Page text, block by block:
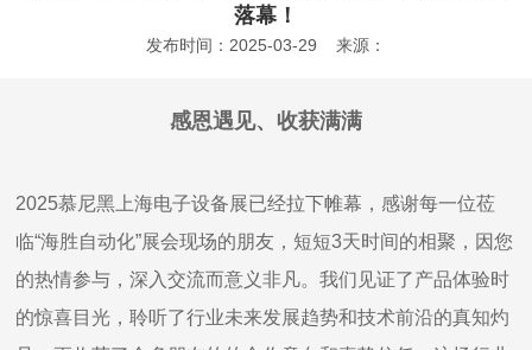
落幕！
发布时间：2025-03-29 来源：
感恩遇见、收获满满
2025慕尼黑上海电子设备展已经拉下帷幕，感谢每一位莅
临“海胜自动化”展会现场的朋友，短短3天时间的相聚，因您
的热情参与，深入交流而意义非凡。我们见证了产品体验时
的惊喜目光，聆听了行业未来发展趋势和技术前沿的真知灼